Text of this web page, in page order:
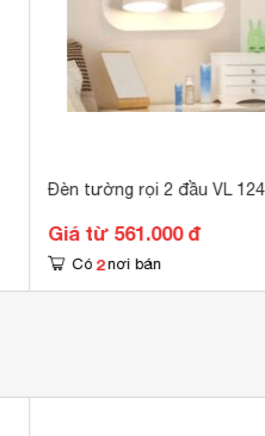
Đèn tường rọi 2 đầu VL
Giá từ 561.000 đ
Có 2 nơi bán